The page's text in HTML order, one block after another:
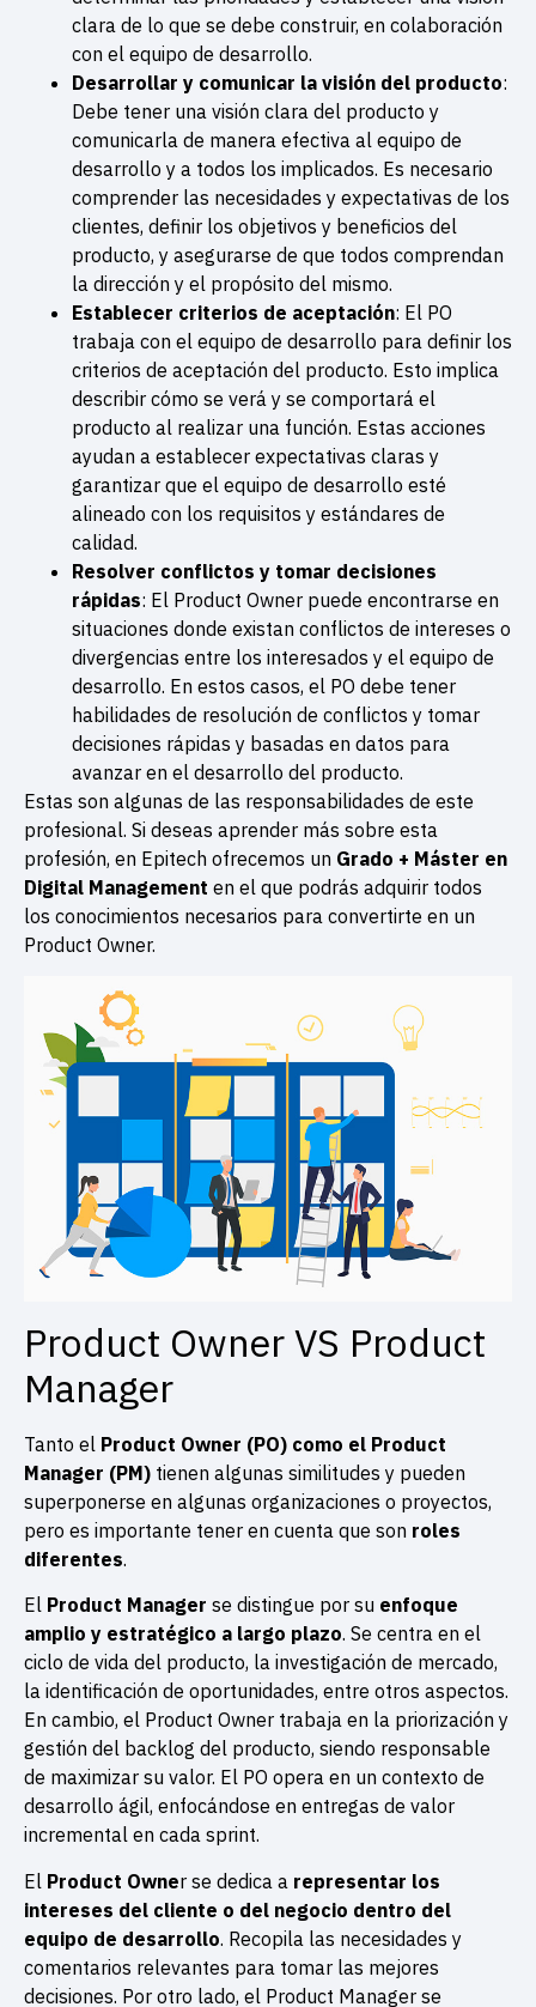
clara de lo que se debe construir, en colaboración
con el equipo de desarrollo.
Desarrollar y comunicar la visión del producto:
Debe tener una visión clara del producto y
comunicarla de manera efectiva al equipo de
desarrollo y a todos los implicados. Es necesario
comprender las necesidades y expectativas de los
clientes, definir los objetivos y beneficios del
producto, y asegurarse de que todos comprendan
la dirección y el propósito del mismo.
Establecer criterios de aceptación: El PO
trabaja con el equipo de desarrollo para definir los
criterios de aceptación del producto. Esto implica
describir cómo se verá y se comportará el
producto al realizar una función. Estas acciones
ayudan a establecer expectativas claras y
garantizar que el equipo de desarrollo esté
alineado con los requisitos y estándares de
calidad.
Resolver conflictos y tomar decisiones
rápidas: El Product Owner puede encontrarse en
situaciones donde existan conflictos de intereses o
divergencias entre los interesados y el equipo de
desarrollo. En estos casos, el PO debe tener
habilidades de resolución de conflictos y tomar
decisiones rápidas y basadas en datos para
avanzar en el desarrollo del producto.
Estas son algunas de las responsabilidades de este
profesional. Si deseas aprender más sobre esta
profesión, en Epitech ofrecemos un Grado + Máster en
Digital Management en el que podrás adquirir todos
los conocimientos necesarios para convertirte en un
Product Owner.
Product Owner VS Product
Manager
Tanto el Product Owner (PO) como el Product
Manager (PM) tienen algunas similitudes y pueden
superponerse en algunas organizaciones o proyectos,
pero es importante tener en cuenta que son roles
diferentes.
El Product Manager se distingue por su enfoque
amplio y estratégico a largo plazo. Se centra en el
ciclo de vida del producto, la investigación de mercado,
la identificación de oportunidades, entre otros aspectos.
En cambio, el Product Owner trabaja en la priorización y
gestión del backlog del producto, siendo responsable
de maximizar su valor. El PO opera en un contexto de
desarrollo ágil, enfocándose en entregas de valor
incremental en cada sprint.
El Product Owner se dedica a representar los
intereses del cliente o del negocio dentro del
equipo de desarrollo. Recopila las necesidades y
comentarios relevantes para tomar las mejores
decisiones. Por otro lado, el Product Manager se